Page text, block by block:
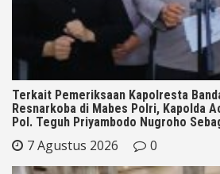
Terkait Pemeriksaan Kapolresta
Resnarkoba di Mabes Polri, Kapolda
Pol. Teguh Priyambodo Nugroho
7 Agustus 2026 0